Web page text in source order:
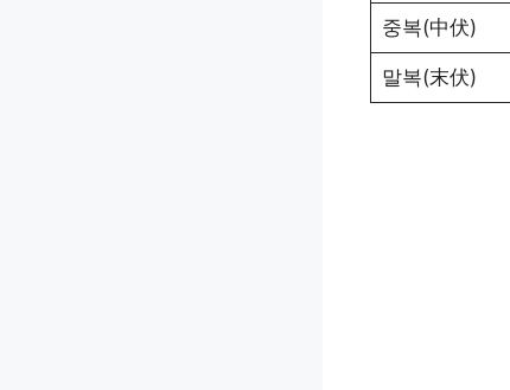
중복(中伏)
말복(末伏)